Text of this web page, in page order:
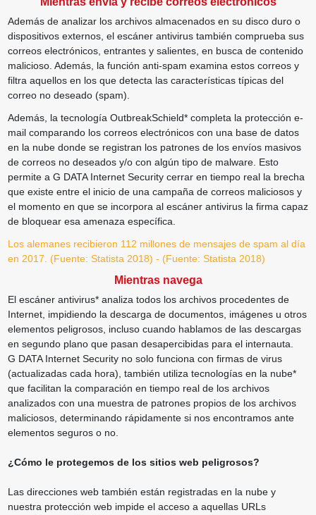
Además de analizar los archivos almacenados en su disco duro o
dispositivos externos, el escáner antivirus también comprueba sus
correos electrónicos, entrantes y salientes, en busca de contenido
malicioso. Además, la función anti-spam examina estos correos y
filtra aquellos en los que detecta las características típicas del
correo no deseado (spam).
Además, la tecnología OutbreakSchield* completa la protección e-
mail comparando los correos electrónicos con una base de datos
en la nube donde se registran los patrones de los envíos masivos
de correos no deseados y/o con algún tipo de malware. Esto
permite a G DATA Internet Security cerrar en tiempo real la brecha
que existe entre el inicio de una campaña de correos maliciosos y
el momento en que se incorpora al escáner antivirus la firma capaz
de bloquear esa amenaza específica.
Los alemanes recibieron 112 millonesde mensajes de spam al día
en 2017. (Fuente: Statista 2018) - (Fuente: Statista 2018)
Mientras navega
El escáner antivirus* analiza todos los archivos procedentes de
Internet, impidiendo la descarga de documentos, imágenes u otros
elementos peligrosos, incluso cuando hablamos de las descargas
en segundo plano que pasan desapercibidas para el internauta.
G DATA Internet Security no solo funciona con firmas de virus
(actualizadas cada hora), también utiliza tecnologías en la nube*
que facilitan la comparación en tiempo real de los archivos
analizados con una muestra de patrones propios de los archivos
maliciosos, determinando rápidamente si nos encontramos ante
elementos seguros o no.
¿Cómo le protegemos de los sitios web peligrosos?
Las direcciones web también están registradas en la nube y
nuestra protección web impide el acceso a aquellas URLs